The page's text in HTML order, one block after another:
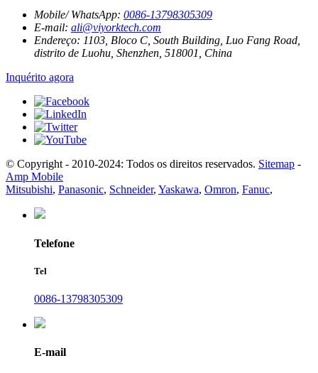
Mobile/ WhatsApp: 0086-13798305309
E-mail: ali@viyorktech.com
Endereço: 1103, Bloco C, South Building, Luo Fang Road,
distrito de Luohu, Shenzhen, 518001, China
Inquérito agora
© Copyright - 2010-2024: Todos os direitos reservados. Sitemap -
Amp Mobile
Mitsubishi, Panasonic, Schneider, Yaskawa, Omron, Fanuc,
Telefone
Tel
0086-13798305309
E-mail